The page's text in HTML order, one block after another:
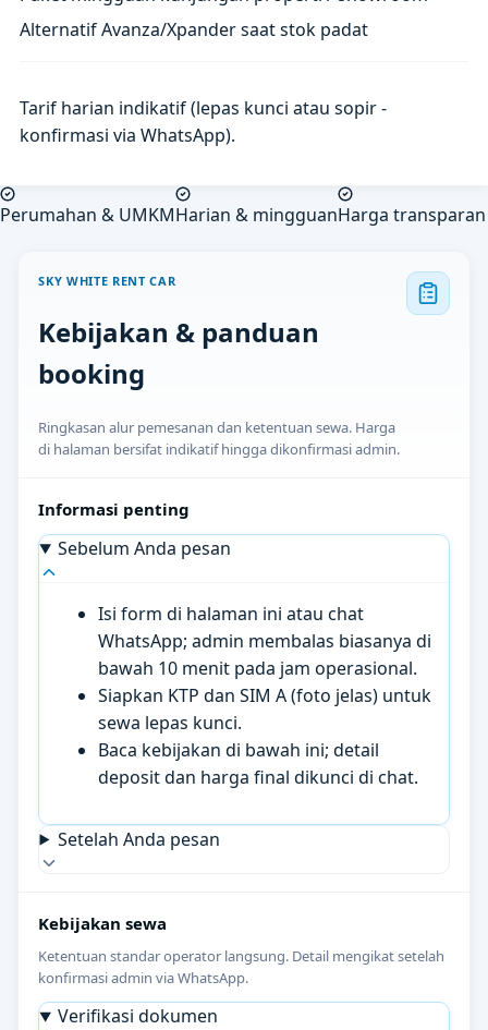
Alternatif Avanza/Xpander saat stok padat
Tarif harian indikatif (lepas kunci atau sopir -
konfirmasi via WhatsApp).
Perumahan & UMKMHarian & mingguanHarga transparan
SKY WHITE RENT CAR
Kebijakan & panduan
booking
Ringkasan alur pemesanan dan ketentuan sewa. Harga
di halaman bersifat indikatif hingga dikonfirmasi admin.
Informasi penting
Sebelum Anda pesan
Isi form di halaman ini atau chat
WhatsApp; admin membalas biasanya di
bawah 10 menit pada jam operasional.
Siapkan KTP dan SIM A (foto jelas) untuk
sewa lepas kunci.
Baca kebijakan di bawah ini; detail
deposit dan harga final dikunci di chat.
Setelah Anda pesan
Kebijakan sewa
Ketentuan standar operator langsung. Detail mengikat setelah
konfirmasi admin via WhatsApp.
Verifikasi dokumen